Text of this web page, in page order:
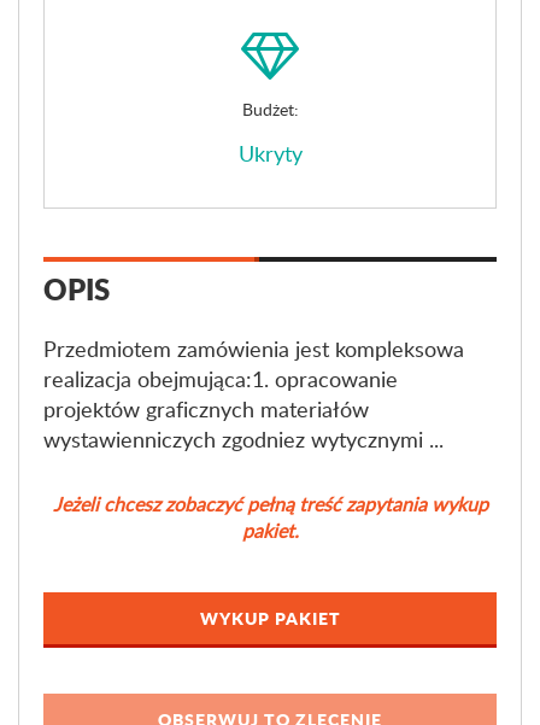
Budżet:
Ukryty
OPIS
Przedmiotem zamówienia jest kompleksowa
realizacja obejmująca:1. opracowanie
projektów graficznych materiałów
wystawienniczych zgodniez wytycznymi ...
Jeżeli chcesz zobaczyć pełną treść zapytania wykup
pakiet.
WYKUP PAKIET